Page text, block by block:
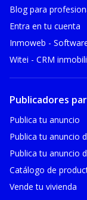
Blog para
Entra en tu cuenta
Inmoweb -
Witei - CRM
Publicadores
Publica tu anuncio
Publica tu anuncio
Publica tu anuncio
Catálogo de
Vende tu vivienda